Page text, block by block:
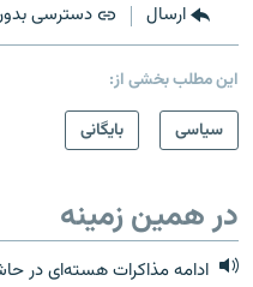
ارسال دسترسی
این مطلب بخشی از:
سیاسی
بایگانی
در همین زمینه
ادامه مذاکرات هسته‌ای در